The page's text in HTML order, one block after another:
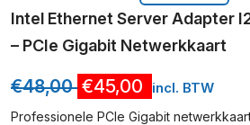
Intel Ethernet Server Adapter
– PCIe Gigabit Netwerkkaart
€48,00 €45,00 incl. BTW
Professionele PCIe Gigabit